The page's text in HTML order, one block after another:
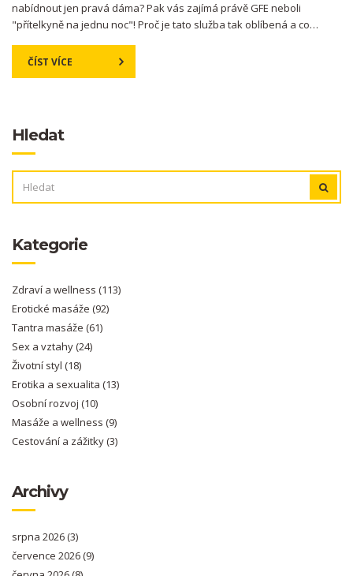
nabídnout jen pravá dáma? Pak vás zajímá právě GFE neboli
"přítelkyně na jednu noc"! Proč je tato služba tak oblíbená a co
dozvíte v tomto článku. Sledujte můj blog a zůstaňte se mnou v
ČÍST VÍCE
Hledat
Kategorie
Zdraví a wellness (113)
Erotické masáže (92)
Tantra masáže (61)
Sex a vztahy(24)
Životní styl (18)
Erotika a sexualita (13)
Osobní rozvoj (10)
Masáže a wellness (9)
Cestování a zážitky(3)
Archivy
srpna 2026(3)
července 2026(9)